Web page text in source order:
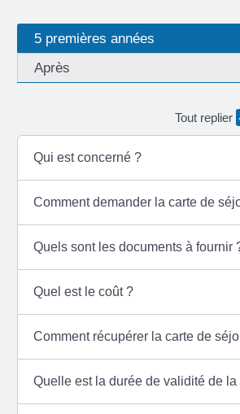
5 premières années
Après
Tout replier
Qui est concerné ?
Comment demander la carte de
Quels sont les documents à fournir
Quel est le coût ?
Comment récupérer la carte de
Quelle est la durée de validité de la